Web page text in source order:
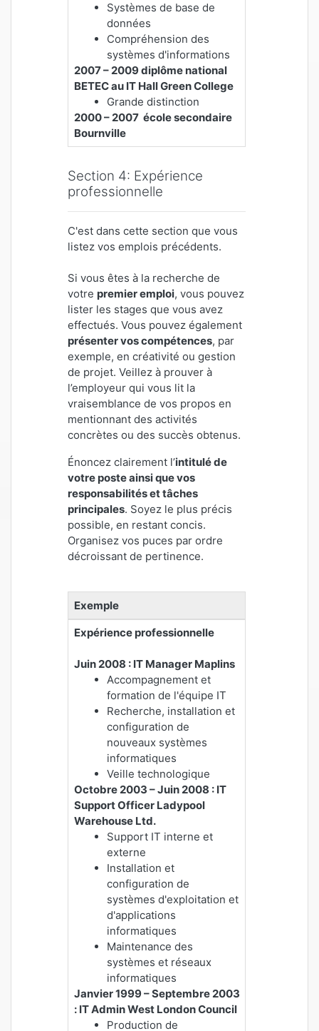
Systèmes de base de
données
Compréhension des
systèmes d'informations
2007 – 2009 diplôme national
BETEC au IT Hall Green College
Grande distinction
2000 – 2007 école secondaire
Bournville
Section 4: Expérience
professionnelle
C'est dans cette section que vous
listez vos emplois précédents.
Si vous êtes à la recherche de
votre premier emploi, vous pouvez
lister les stages que vous avez
effectués. Vous pouvez également
présenter vos compétences, par
exemple, en créativité ou gestion
de projet. Veillez à prouver à
l’employeur qui vous lit la
vraisemblance de vos propos en
mentionnant des activités
concrètes ou des succès obtenus.
Énoncez clairement l’intitulé de
votre poste ainsi que vos
responsabilités et tâches
principales. Soyez le plus précis
possible, en restant concis.
Organisez vos puces par ordre
décroissant de pertinence.
Exemple
Expérience professionnelle
Juin 2008 : IT Manager Maplins
Accompagnement et
formation de l'équipe IT
Recherche, installation et
configuration de
nouveaux systèmes
informatiques
Veille technologique
Octobre 2003 – Juin 2008 : IT
Support Officer Ladypool
Warehouse Ltd.
Support IT interne et
externe
Installation et
configuration de
systèmes d'exploitation et
d'applications
informatiques
Maintenance des
systèmes et réseaux
informatiques
Janvier 1999 – Septembre 2003
: IT Admin West London Council
Production de